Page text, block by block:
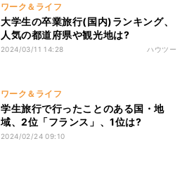
ワーク＆ライフ
大学生の卒業旅行(国内)ランキング、
人気の都道府県や観光地は?
2024/03/11 14:28 ハウツー
ワーク＆ライフ
学生旅行で行ったことのある国・地
域、2位「フランス」、1位は?
2024/02/24 09:10